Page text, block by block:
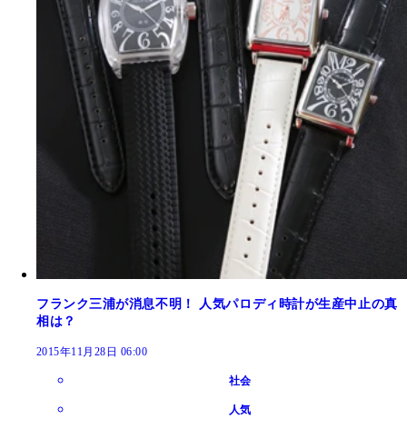
フランク三浦が消息不明！ 人気パロディ時計が生産中止の真
相は？
2015年11月28日 06:00
社会
人気